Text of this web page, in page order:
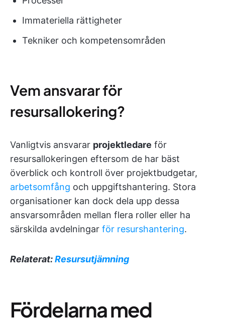
Immateriella rättigheter
Tekniker och kompetensområden
Vem ansvarar för
resursallokering?
Vanligtvis ansvarar projektledare för
resursallokeringen eftersom de har bäst
överblick och kontroll över projektbudgetar,
arbetsomfång och uppgiftshantering. Stora
organisationer kan dock dela upp dessa
ansvarsområden mellan flera roller eller ha
särskilda avdelningar för resurshantering.
Relaterat:Resursutjämning
Fördelarna med